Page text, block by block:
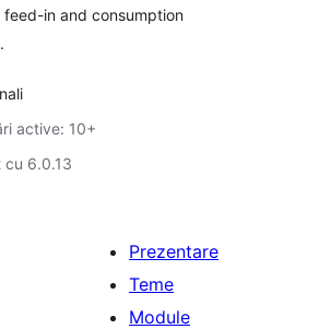
in and consumption
active: 10+
cu 6.0.13
Prezentare
Teme
Module